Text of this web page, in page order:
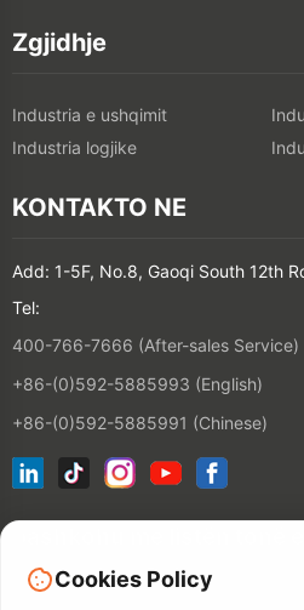
Zgjidhje
Industria e ushqimit
Industria logjike
KONTAKTO NE
Add: 1-5F, No.8, Gaoqi South 12th
Tel:
400-766-7666 (After-sales Service)
+86-(0)592-5885993 (English)
+86-(0)592-5885991 (Chinese)
Cookies Policy